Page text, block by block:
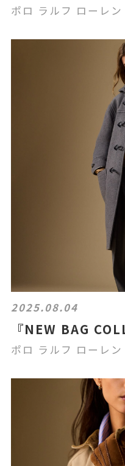
ポロ ラルフ ローレン
2025.08.04
『NEW BAG
ポロ ラルフ ローレン